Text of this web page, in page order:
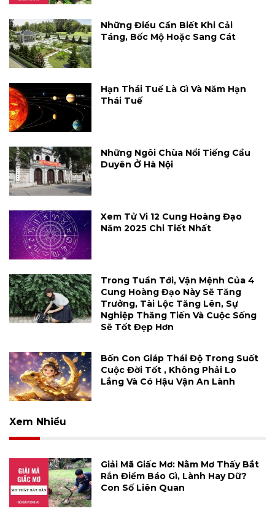
Những Điều Cần Biết Khi Cải
Táng, Bốc Mộ Hoặc Sang Cát
Hạn Thái Tuế Là Gì Và Năm Hạn
Thái Tuế
Những Ngôi Chùa Nổi Tiếng Cầu
Duyên Ở Hà Nội
Xem Tử Vi 12 Cung Hoàng Đạo
Năm 2025 Chi Tiết Nhất
Trong Tuần Tới, Vận Mệnh Của 4
Cung Hoàng Đạo Này Sẽ Tăng
Trưởng, Tài Lộc Tăng Lên, Sự
Nghiệp Thăng Tiến Và Cuộc Sống
Sẽ Tốt Đẹp Hơn
Bốn Con Giáp Thái Độ Trong Suốt
Cuộc Đời Tốt , Không Phải Lo
Lắng Và Có Hậu Vận An Lành
Xem Nhiều
Giải Mã Giấc Mơ: Nằm Mơ Thấy Bắt
Rắn Điềm Báo Gì, Lành Hay Dữ?
Con Số Liên Quan